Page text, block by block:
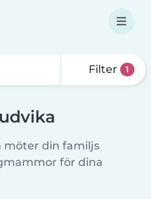
Filter 1
möter din familjs
för dina